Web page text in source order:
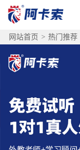
网站首页 > 热门推荐